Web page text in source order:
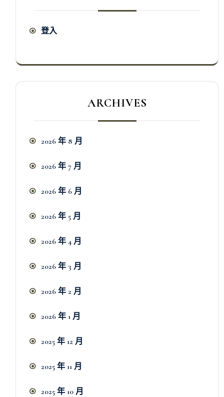
登入
ARCHIVES
2026 年 8 月
2026 年 7 月
2026 年 6 月
2026 年 5 月
2026 年 4 月
2026 年 3 月
2026 年 2 月
2026 年 1 月
2025 年 12 月
2025 年 11 月
2025 年 10 月